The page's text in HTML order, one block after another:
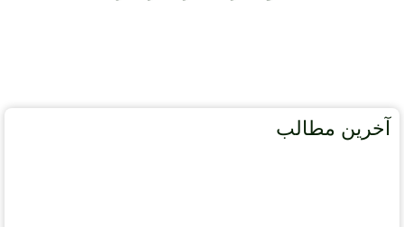
آخرین مطالب